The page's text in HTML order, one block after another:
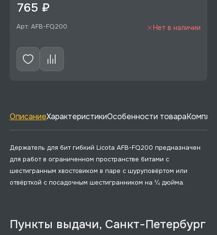
765 ₽
Арт: AFB-FQ200 Нет в наличии
ОписаниеХарактеристикиОсобенности товара
Держатель для бит гибкий Licota AFB-FQ200 предназначен
для работ в ограниченном пространстве битами с
шестигранным хвостовиком в паре с шуруповёртом или
отвёрткой с посадочным шестигранником на ¼ дюйма.
Пункты выдачи, Санкт-Петербург